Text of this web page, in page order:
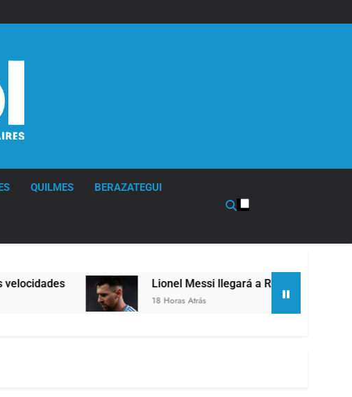
QUILMES BERAZATEGUI
Lionel Messi llegará a Rosario para despedir a su
18 Horas Atrás